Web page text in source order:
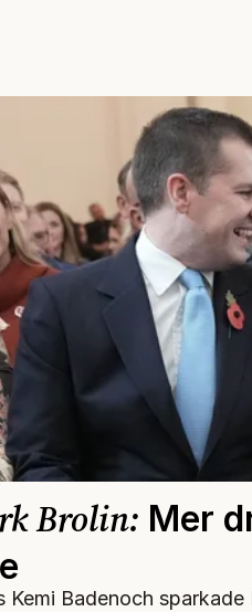
Brolin: Mer
Kemi Badenoch